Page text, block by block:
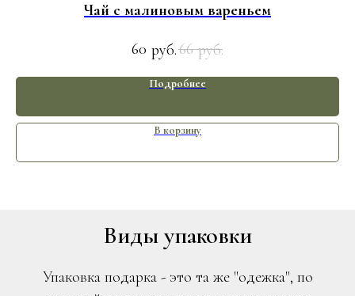
Чай с малиновым вареньем
60 руб.66 руб.
Подробнее
В корзину
Виды упаковки
Упаковка подарка - это та же "одежка", по